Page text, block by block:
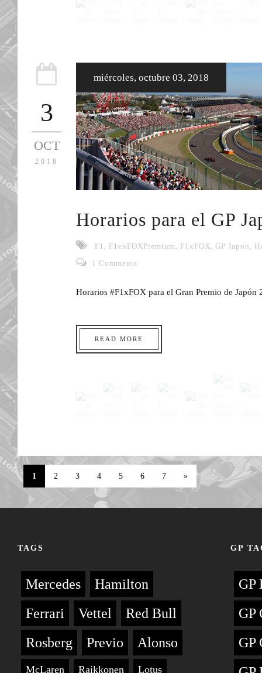
3
OCT
2018
miércoles, octubre 03, 2018
Horarios para el GP
F1 , F1enFOXPremium, F1xFOX, GP Japon ,
1 Comments
Horarios #F1xFOX para el Gran Premio de Japón
READ MORE
1 2 3 4 5 6 7 »
TAGS
Mercedes
Hamilton
Ferrari
Vettel
Red Bull
Rosberg
Previo Alonso
McLaren Raikkonen Lotus
GP
GP
GP
GP